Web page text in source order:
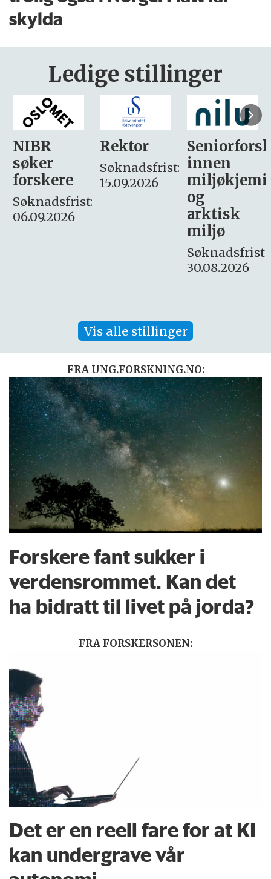
skylda
Ledige stillinger
Rektor
Søknadsfrist:
15.09.2026
Seniorforsker
innen
miljøkjemi
søker
– fast
Søknadsfrist:
16. august.
Vis alle stillinger
FRA UNG.FORSKNING.NO:
Forskere fant sukker i
verdensrommet. Kan det
ha bidratt til livet på jorda?
FRA FORSKERSONEN:
Det er en reell fare for at KI
kan undergrave vår